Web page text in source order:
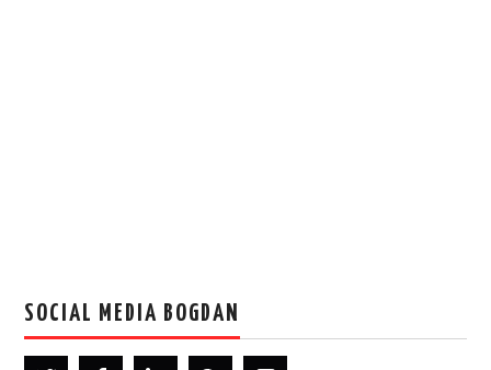
SOCIAL MEDIA BOGDAN